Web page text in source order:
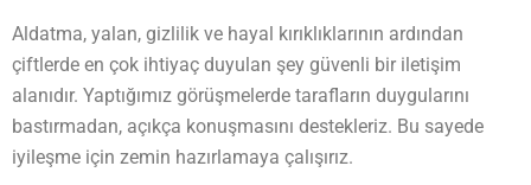
Aldatma, yalan, gizlilik ve hayal kırıklıklarının ardından
çiftlerde en çok ihtiyaç duyulan şey güvenli bir iletişim
alanıdır. Yaptığımız görüşmelerde tarafların duygularını
bastırmadan, açıkça konuşmasını destekleriz. Bu sayede
iyileşme için zemin hazırlamaya çalışırız.